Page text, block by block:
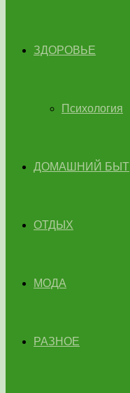
ЗДОРОВЬЕ
Психология
ДОМАШНИЙ БЫТ
ОТДЫХ
МОДА
РАЗНОЕ